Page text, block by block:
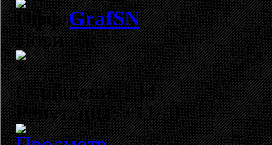
GrafSN
Новичок
Сообщений: 44
Репутация: +11/-0